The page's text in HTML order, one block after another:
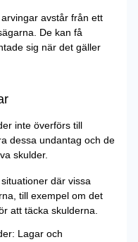
avstår från ett
De kan få
sig när det gäller
inte överförs till
dessa undantag och de
skulder.
där vissa
till exempel om det
att täcka skulderna.
Lagar och